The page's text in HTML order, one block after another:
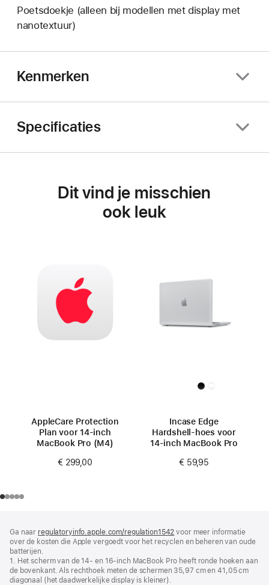
Poetsdoekje (alleen bij modellen met display met
nanotextuur)
Kenmerken
Specificaties
Dit vind je misschien
ook leuk
AppleCare Protection
Plan voor 14‑inch
MacBook Pro (M4)
€ 299,00
Incase Edge
Hardshell-hoes voor
14-inch MacBook Pro
€ 59,95
Ga naar regulatoryinfo.apple.com/regulation1542 (wordt
in
venster
geopend)
voor meer informatie
over de kosten die Apple vergoedt voor het recyclen en beheren van oude
batterijen.
1. Het scherm van de 14‑ en 16-inch MacBook Pro heeft ronde hoeken aan
de bovenkant. Als rechthoek meten de schermen 35,97 cm en 41,05 cm
diagonaal (het daadwerkelijke display is kleiner).